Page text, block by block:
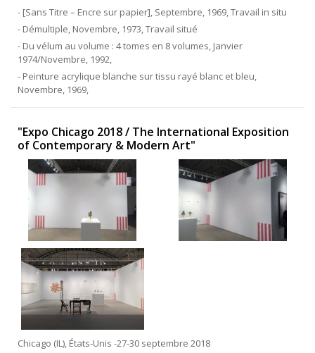
- [Sans Titre – Encre sur papier], Septembre, 1969, Travail in situ
- Démultiple, Novembre, 1973, Travail situé
- Du vélum au volume : 4 tomes en 8 volumes, Janvier
1974/Novembre, 1992,
- Peinture acrylique blanche sur tissu rayé blanc et bleu,
Novembre, 1969,
"Expo Chicago 2018 / The International Exposition
of Contemporary & Modern Art"
Chicago (IL), États-Unis -27-30 septembre 2018